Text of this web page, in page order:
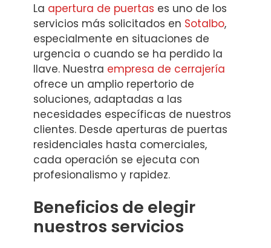
La apertura de puertas es uno de los
servicios más solicitados en Sotalbo,
especialmente en situaciones de
urgencia o cuando se ha perdido la
llave. Nuestra empresa de cerrajería
ofrece un amplio repertorio de
soluciones, adaptadas a las
necesidades específicas de nuestros
clientes. Desde aperturas de puertas
residenciales hasta comerciales,
cada operación se ejecuta con
profesionalismo y rapidez.
Beneficios de elegir
nuestros servicios